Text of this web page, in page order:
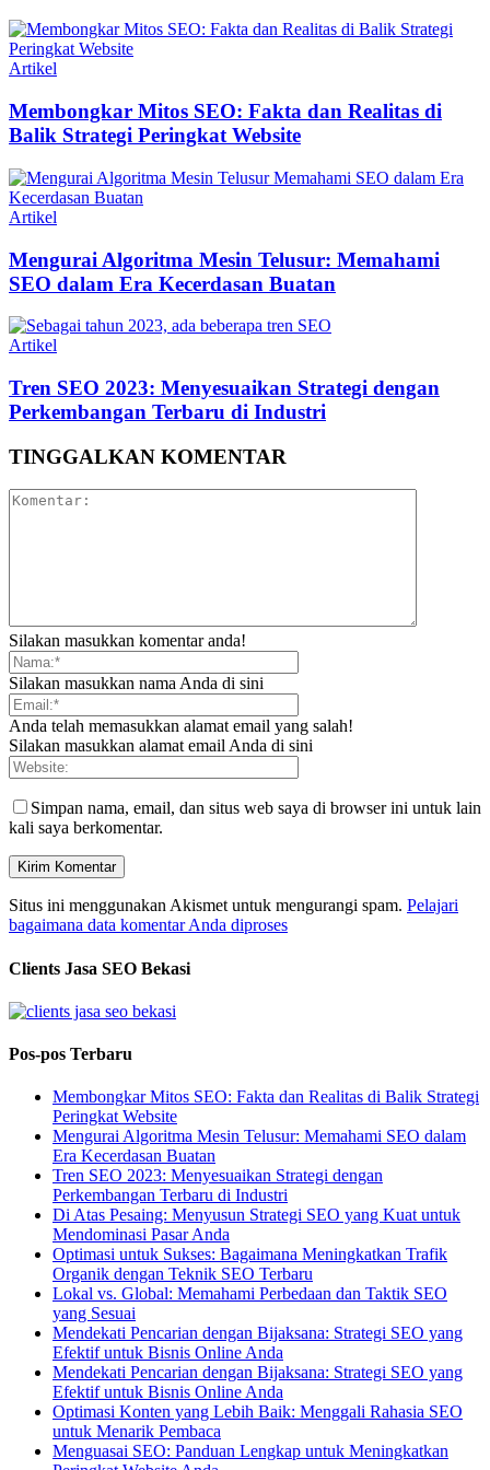
Artikel
Membongkar Mitos SEO: Fakta dan Realitas di
Balik Strategi Peringkat Website
Artikel
Mengurai Algoritma Mesin Telusur: Memahami
SEO dalam Era Kecerdasan Buatan
Artikel
Tren SEO 2023: Menyesuaikan Strategi dengan
Perkembangan Terbaru di Industri
TINGGALKAN KOMENTAR
Silakan masukkan komentar anda!
Silakan masukkan nama Anda di sini
Anda telah memasukkan alamat email yang salah!
Silakan masukkan alamat email Anda di sini
Simpan nama, email, dan situs web saya di browser ini untuk lain
kali saya berkomentar.
Situs ini menggunakan Akismet untuk mengurangi spam. Pelajari
bagaimana data komentar Anda diproses
Clients Jasa SEO Bekasi
Pos-pos Terbaru
Membongkar Mitos SEO: Fakta dan Realitas di Balik Strategi
Peringkat Website
Mengurai Algoritma Mesin Telusur: Memahami SEO dalam
Era Kecerdasan Buatan
Tren SEO 2023: Menyesuaikan Strategi dengan
Perkembangan Terbaru di Industri
Di Atas Pesaing: Menyusun Strategi SEO yang Kuat untuk
Mendominasi Pasar Anda
Optimasi untuk Sukses: Bagaimana Meningkatkan Trafik
Organik dengan Teknik SEO Terbaru
Lokal vs. Global: Memahami Perbedaan dan Taktik SEO
yang Sesuai
Mendekati Pencarian dengan Bijaksana: Strategi SEO yang
Efektif untuk Bisnis Online Anda
Mendekati Pencarian dengan Bijaksana: Strategi SEO yang
Efektif untuk Bisnis Online Anda
Optimasi Konten yang Lebih Baik: Menggali Rahasia SEO
untuk Menarik Pembaca
Menguasai SEO: Panduan Lengkap untuk Meningkatkan